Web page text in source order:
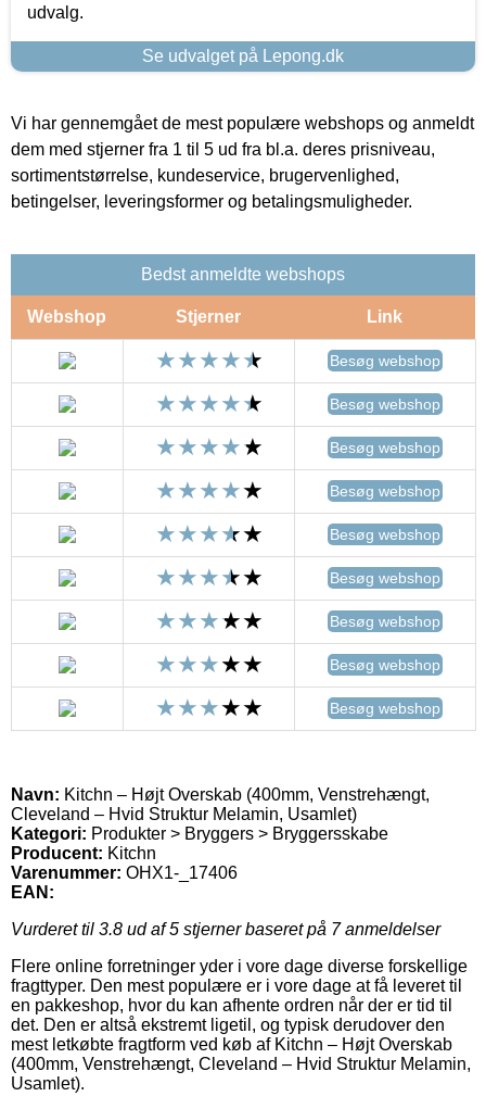
udvalg.
Se udvalget på Lepong.dk
Vi har gennemgået de mest populære webshops og anmeldt
dem med stjerner fra 1 til 5 ud fra bl.a. deres prisniveau,
sortimentstørrelse, kundeservice, brugervenlighed,
betingelser, leveringsformer og betalingsmuligheder.
Bedst anmeldte webshops
Webshop Stjerner Link
Besøg webshop
Besøg webshop
Besøg webshop
Besøg webshop
Besøg webshop
Besøg webshop
Besøg webshop
Besøg webshop
Besøg webshop
Navn: Kitchn – Højt Overskab (400mm, Venstrehængt,
Cleveland – Hvid Struktur Melamin, Usamlet)
Kategori: Produkter > Bryggers > Bryggersskabe
Producent: Kitchn
Varenummer: OHX1-_17406
EAN:
Vurderet til 3.8 ud af 5 stjerner baseret på 7anmeldelser
Flere online forretninger yder i vore dage diverse forskellige
fragttyper. Den mest populære er i vore dage at få leveret til
en pakkeshop, hvor du kan afhente ordren når der er tid til
det. Den er altså ekstremt ligetil, og typisk derudover den
mest letkøbte fragtform ved køb af Kitchn – Højt Overskab
(400mm, Venstrehængt, Cleveland – Hvid Struktur Melamin,
Usamlet).